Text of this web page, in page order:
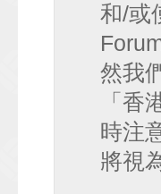
和/或
然我
「
時注
將視